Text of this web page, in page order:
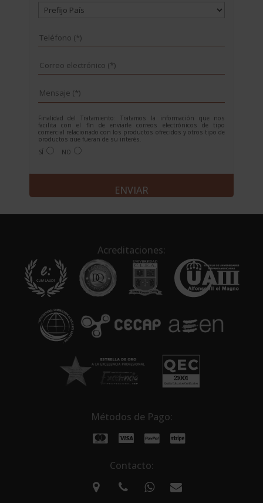
Finalidad del Tratamiento: Tratamos la información que nos
facilita con el fin de enviarle correos electrónicos de tipo
comercial relacionado con los productos ofrecidos y otros tipo de
productos que fueran de su interés.
Legitimación del tratamiento: Consentimiento del interesado.
Derechos: Puede ejercitar sus derechos identificándose
Para más información consulte nuestra Política de Privacidad.
SÍ NO
l
a
t
i
Acreditaciones:
Métodos de Pago:
Contacto: